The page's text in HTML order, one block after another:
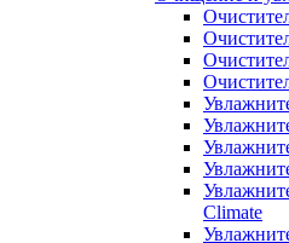
Climate